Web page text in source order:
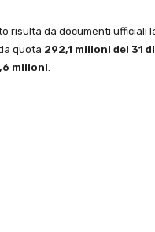
risulta da documenti ufficiali
quota 292,1 milioni del 31
milioni.